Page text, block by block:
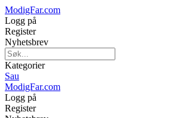
ModigFar.com
Logg på
Register
Nyhetsbrev
Kategorier
Sau
ModigFar.com
Logg på
Register